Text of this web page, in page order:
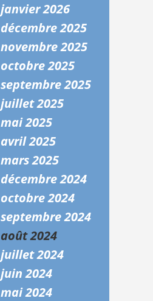
janvier 2026
décembre 2025
novembre 2025
octobre 2025
septembre 2025
juillet 2025
mai 2025
avril 2025
mars 2025
décembre 2024
octobre 2024
septembre 2024
août 2024
juillet 2024
juin 2024
mai 2024